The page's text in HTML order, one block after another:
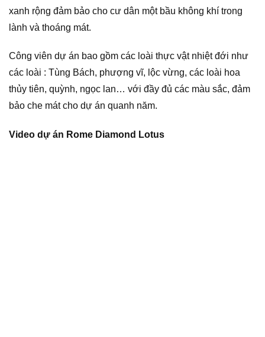
xanh rộng đảm bảo cho cư dân một bầu không khí trong
lành và thoáng mát.
Công viên dự án bao gồm các loài thực vật nhiệt đới như
các loài : Tùng Bách, phượng vĩ, lộc vừng, các loài hoa
thủy tiên, quỳnh, ngọc lan… với đầy đủ các màu sắc, đảm
bảo che mát cho dự án quanh năm.
Video dự án Rome Diamond Lotus